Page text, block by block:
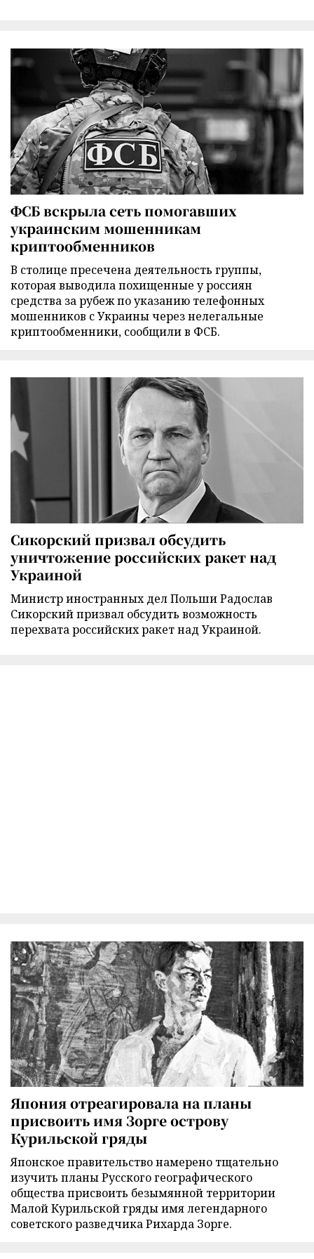
ФСБ вскрыла сеть помогавших
украинским мошенникам
криптообменников
В столице пресечена деятельность группы,
которая выводила похищенные у россиян
средства за рубеж по указанию телефонных
мошенников с Украины через нелегальные
криптообменники, сообщили в ФСБ.
Сикорский призвал обсудить
уничтожение российских ракет над
Украиной
Министр иностранных дел Польши Радослав
Сикорский призвал обсудить возможность
перехвата российских ракет над Украиной.
Япония отреагировала на планы
присвоить имя Зорге острову
Курильской гряды
Японское правительство намерено тщательно
изучить планы Русского географического
общества присвоить безымянной территории
Малой Курильской гряды имя легендарного
советского разведчика Рихарда Зорге.